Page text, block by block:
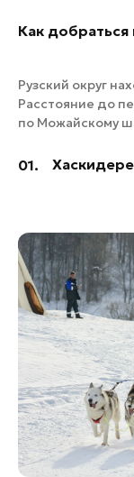
Как
Рузский округ
Расстояние до
по Можайскому
01.